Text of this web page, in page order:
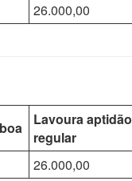
26.000,00
Lavoura aptidão
regular
26.000,00